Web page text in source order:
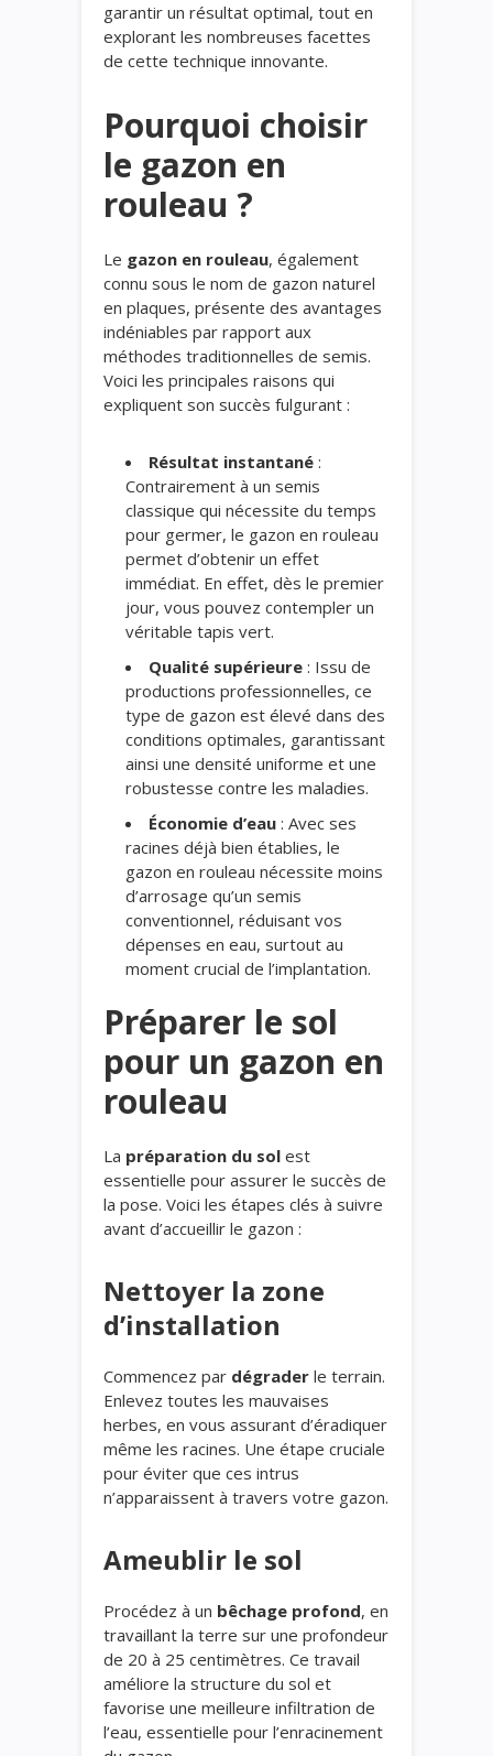
garantir un résultat optimal, tout en
explorant les nombreuses facettes
de cette technique innovante.
Pourquoi choisir
le gazon en
rouleau ?
Le gazon en rouleau, également
connu sous le nom de gazon naturel
en plaques, présente des avantages
indéniables par rapport aux
méthodes traditionnelles de semis.
Voici les principales raisons qui
expliquent son succès fulgurant :
Résultat instantané :
Contrairement à un semis
classique qui nécessite du temps
pour germer, le gazon en rouleau
permet d’obtenir un effet
immédiat. En effet, dès le premier
jour, vous pouvez contempler un
véritable tapis vert.
Qualité supérieure : Issu de
productions professionnelles, ce
type de gazon est élevé dans des
conditions optimales, garantissant
ainsi une densité uniforme et une
robustesse contre les maladies.
Économie d’eau : Avec ses
racines déjà bien établies, le
gazon en rouleau nécessite moins
d’arrosage qu’un semis
conventionnel, réduisant vos
dépenses en eau, surtout au
moment crucial de l’implantation.
Préparer le sol
pour un gazon en
rouleau
La préparation du sol est
essentielle pour assurer le succès de
la pose. Voici les étapes clés à suivre
avant d’accueillir le gazon :
Nettoyer la zone
d’installation
Commencez par dégrader le terrain.
Enlevez toutes les mauvaises
herbes, en vous assurant d’éradiquer
même les racines. Une étape cruciale
pour éviter que ces intrus
n’apparaissent à travers votre gazon.
Ameublir le sol
Procédez à un bêchage profond, en
travaillant la terre sur une profondeur
de 20 à 25 centimètres. Ce travail
améliore la structure du sol et
favorise une meilleure infiltration de
l’eau, essentielle pour l’enracinement